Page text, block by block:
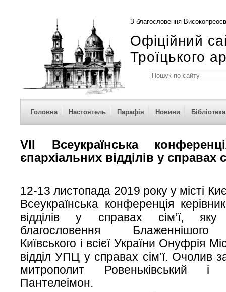
З благословення
Офіційний
Троїцького
Головна Настоятель Парафія Новини Бібліотека
VII Всеукраїнська
єпархіальних відділів у справах
12-13 листопада 2019 року у місті
Всеукраїнська конференція
відділів у справах сім’ї,
благословення
Київського і всієї України Онуфрія
відділ УПЦ у справах сім’ї. Очолив
митрополит Ровеньківський і
Пантелеімон.